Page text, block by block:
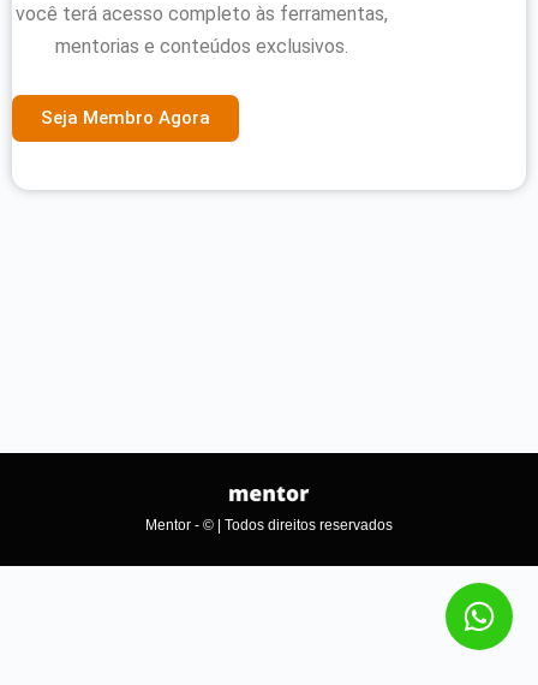
você terá acesso completo às ferramentas,
mentorias e conteúdos exclusivos.
Seja Membro Agora
Mentor - © | Todos direitos reservados